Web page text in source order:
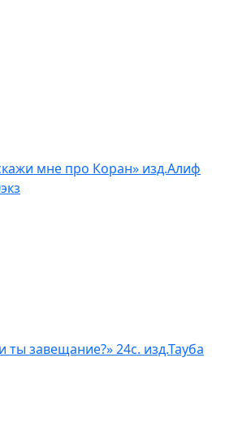
мне про Коран» изд.Алиф